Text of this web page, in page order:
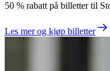
50 % rabatt på billetter til
Les mer og kjøp billetter